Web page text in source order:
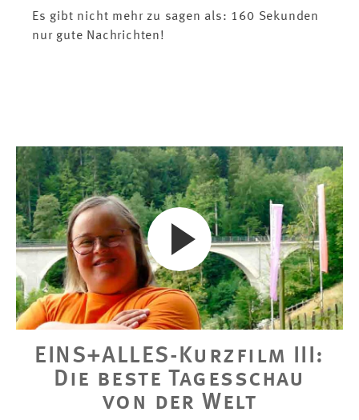
Es gibt nicht mehr zu sagen als: 160 Sekunden
nur gute Nachrichten!
EINS+ALLES-Kurzfilm III:
Die beste Tagesschau
von der Welt